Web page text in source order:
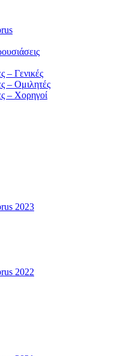
– Γενικές
– Ομιλητές
– Χορηγοί
2023
2022